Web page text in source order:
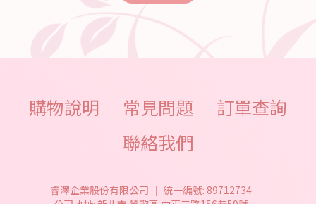
購物說明 常見問題
訂單查詢
聯絡我們
睿澤企業股份有限公司 ｜ 統一編號: 89712734